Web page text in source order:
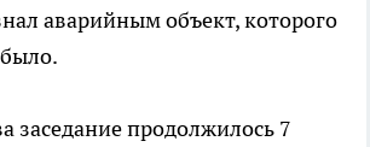
аварийным объект, которого
заседание продолжилось 7